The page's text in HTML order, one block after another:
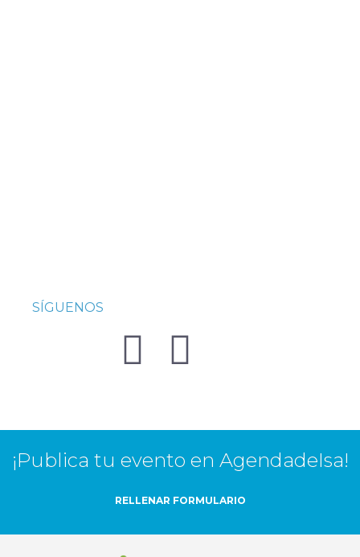
SÍGUENOS
¡Publica tu evento en AgendadeIsa!
RELLENAR FORMULARIO